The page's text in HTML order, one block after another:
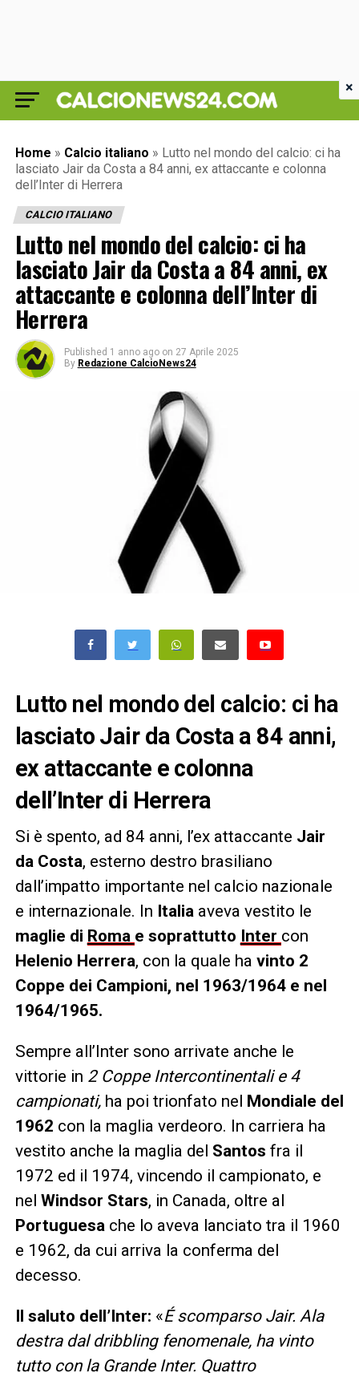
Home » Calcio italiano » Lutto nel mondo del calcio: ci ha
lasciato Jair da Costa a 84 anni, ex attaccante e colonna
dell’Inter di Herrera
CALCIO ITALIANO
Lutto nel mondo del calcio: ci ha
lasciato Jair da Costa a 84 anni, ex
attaccante e colonna dell’Inter di
Herrera
Published 1 anno ago on 27 Aprile 2025
By Redazione CalcioNews24
Lutto nel mondo del calcio: ci ha
lasciato Jair da Costa a 84 anni,
ex attaccante e colonna
dell’Inter di Herrera
Si è spento, ad 84 anni, l’ex attaccante Jair
da Costa, esterno destro brasiliano
dall’impatto importante nel calcio nazionale
e internazionale. In Italia aveva vestito le
maglie di Roma e soprattutto Inter con
Helenio Herrera, con la quale ha vinto 2
Coppe dei Campioni, nel 1963/1964 e nel
1964/1965.
Sempre all’Inter sono arrivate anche le
vittorie in 2 Coppe Intercontinentali e 4
campionati, ha poi trionfato nel
Mondiale del
1962 con la maglia verdeoro. In carriera ha
vestito anche la maglia del Santos fra il
1972 ed il 1974, vincendo il campionato, e
nel Windsor Stars, in Canada, oltre al
Portuguesache lo aveva lanciato tra il 1960
e 1962, da cui arriva la conferma del
decesso.
Il saluto dell’Inter: «É scomparso Jair. Ala
destra dal dribbling fenomenale, ha vinto
tutto con la Grande Inter. Quattro
×